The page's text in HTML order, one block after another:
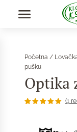
Početna /
pušku
Optika
ukupno 5
(1